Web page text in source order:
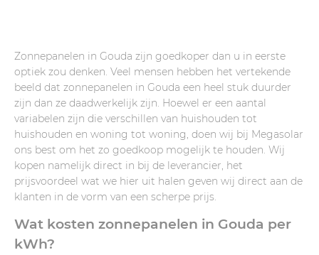
Zonnepanelen in Gouda zijn goedkoper dan u in eerste
optiek zou denken. Veel mensen hebben het vertekende
beeld dat zonnepanelen in Gouda een heel stuk duurder
zijn dan ze daadwerkelijk zijn. Hoewel er een aantal
variabelen zijn die verschillen van huishouden tot
huishouden en woning tot woning, doen wij bij Megasolar
ons best om het zo goedkoop mogelijk te houden. Wij
kopen namelijk direct in bij de leverancier, het
prijsvoordeel wat we hier uit halen geven wij direct aan de
klanten in de vorm van een scherpe prijs.
Wat kosten zonnepanelen in Gouda per
kWh?